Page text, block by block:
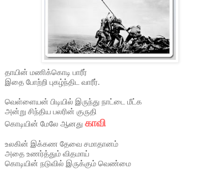
தாயின் மணிக்கொடி பாரீர்
இதை போற்றி புகழ்ந்திட வாரீர்.
வெள்ளையன் பிடியில் இருந்து நாட்டை மீட்க
அன்று சிந்திய பலரின் குருதி
கொடியின் மேலே ஆனது காவி
உல‌கின் இக்க‌ண தேவை சமாதான‌ம்
அதை உண‌ர்த்தும் விதமாய்
கொடியின் ந‌டுவில் இருக்கும் வெண்மை